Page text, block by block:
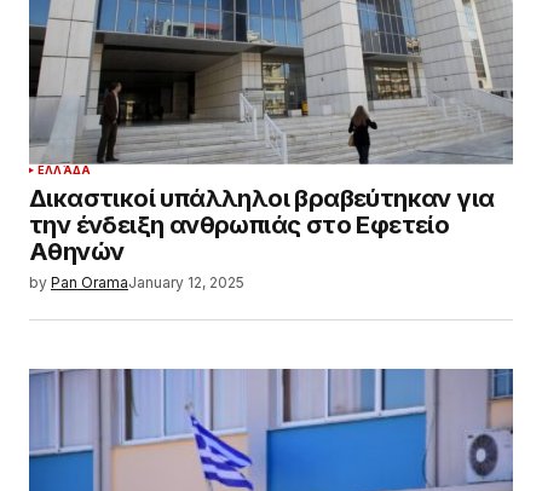
ΕΛΛΆΔΑ
Δικαστικοί υπάλληλοι βραβεύτηκαν για
την ένδειξη ανθρωπιάς στο Εφετείο
Αθηνών
by Pan OramaJanuary 12, 2025